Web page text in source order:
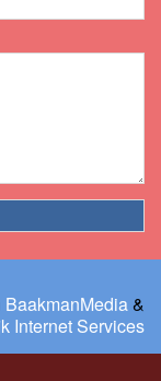
BaakmanMedia&
Internet Services